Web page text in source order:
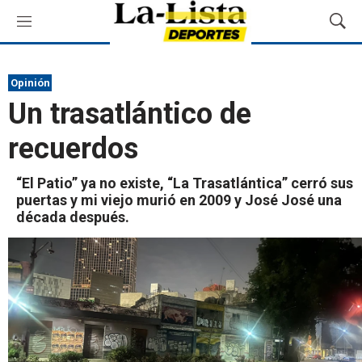
M
e
ú
M
o
s
q
d
a
Opinión
Un trasatlántico de
recuerdos
“El Patio” ya no existe, “La Trasatlántica” cerró sus
puertas y mi viejo murió en 2009 y José José una
década después.